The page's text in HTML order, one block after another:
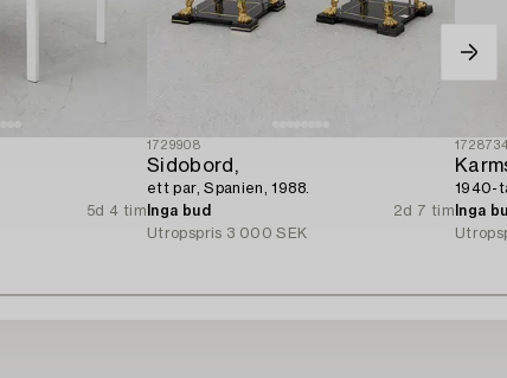
5d 4 tim
1729908
Sidobord,
ett par, Spanien, 1988.
Inga bud
2d 7 tim
Utropspris 3 000 SEK
1940-
Inga